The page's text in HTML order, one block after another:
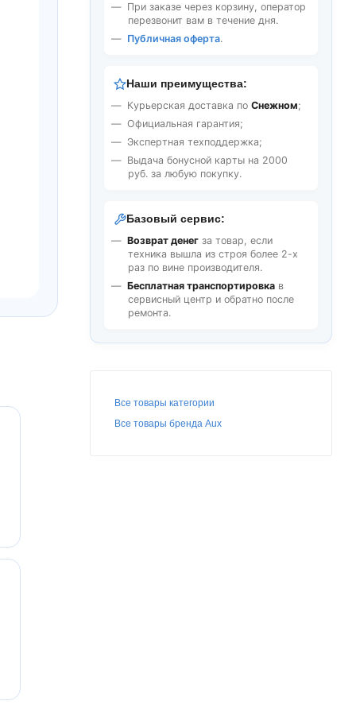
При заказе через корзину, оператор
перезвонит вам в течение дня.
Публичная оферта.
Наши преимущества:
Курьерская доставка по Снежном;
Официальная гарантия;
Экспертная техподдержка;
Выдача бонусной карты на 2000
руб. за любую покупку.
Базовый сервис:
Возврат денег за товар, если
техника вышла из строя более 2-х
раз по вине производителя.
Бесплатная транспортировка в
сервисный центр и обратно после
ремонта.
Все товары категории
Все товары бренда Aux